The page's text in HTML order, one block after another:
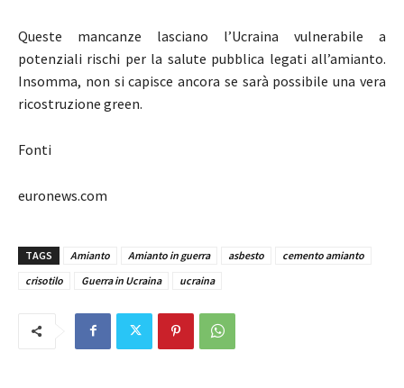
Queste mancanze lasciano l’Ucraina vulnerabile a
potenziali rischi per la salute pubblica legati all’amianto.
Insomma, non si capisce ancora se sarà possibile una vera
ricostruzione green.
Fonti
euronews.com
TAGS Amianto Amianto in guerra asbesto
cemento amianto
crisotilo
Guerra in Ucraina ucraina